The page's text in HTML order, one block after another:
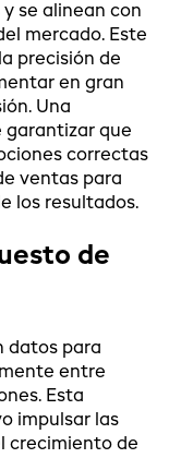
se alinean con
mercado. Este
precisión de
en gran
Una
garantizar que
correctas
ventas para
los resultados.
de
datos para
entre
Esta
impulsar las
crecimiento de